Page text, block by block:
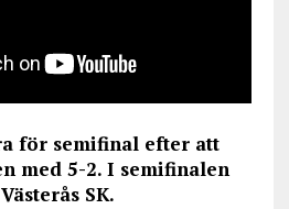
för semifinal efter att
med 5-2. I semifinalen
SK.